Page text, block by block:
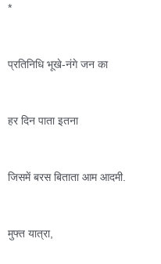
*
प्रतिनिधि भूखे-नंगे जन का
हर दिन पाता इतना
जिसमें बरस बिताता आम आदमी.
मुफ्त यात्रा,